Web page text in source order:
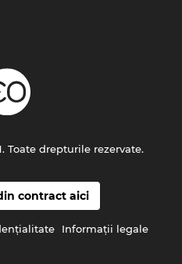
contract aici
Informaţii legale
Toate drepturile rezervate.